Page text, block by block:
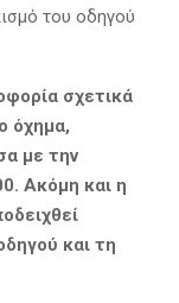
του οδηγού
σχετικά
όχημα,
με την
Ακόμη και η
και τη